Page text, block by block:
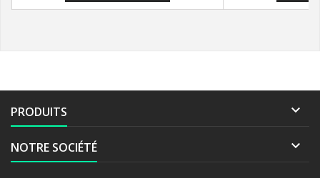
PRODUITS 
NOTRE SOCIÉTÉ 